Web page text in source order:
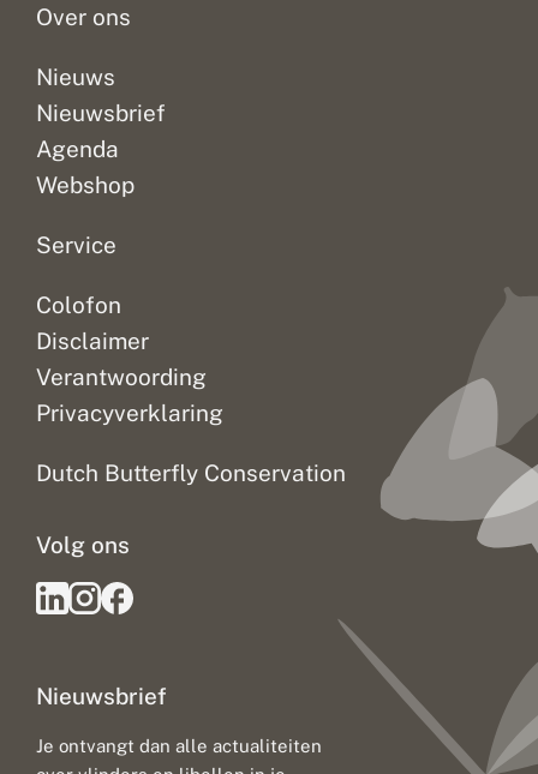
Over ons
Nieuws
Nieuwsbrief
Agenda
Webshop
Service
Colofon
Disclaimer
Verantwoording
Privacyverklaring
Dutch Butterfly Conservation
Nieuwsbrief
Je ontvangt dan alle actualiteiten
Volg ons